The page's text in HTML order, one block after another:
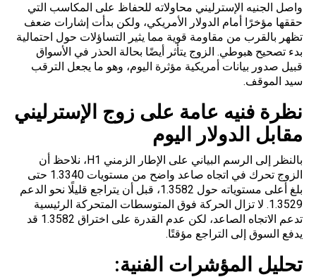
واصل الجنيه الإسترليني محاولاته للحفاظ على المكاسب التي
حققها مؤخرًا أمام الدولار الأمريكي، ولكن بدأت إشارات ضعف
تظهر بالقرب من مقاومة قوية مما يثير التساؤلات حول احتمالية
بدء تصحيح هبوطي. الزوج يتأثر أيضًا بحالة الحذر في الأسواق
قبيل صدور بيانات أمريكية مؤثرة اليوم، وهو ما يجعل الترقب
سيد الموقف.
نظرة فنيه عامة على زوج الإسترليني
مقابل الدولار اليوم
بالنظر
إلى الرسم البياني على الإطار الزمني H1، نلاحظ أن
الزوج تحرك في اتجاه صاعد واضح من مستويات 1.3340 حتى
بلغ أعلى مستوياته حول 1.3582، قبل أن يتراجع قليلًا نحو الدعم
1.3529. لا تزال الحركة فوق المتوسطات المتحركة الرئيسية
تدعم الاتجاه الصاعد، لكن عدم القدرة على اختراق 1.3582 قد
يدفع السوق إلى التراجع مؤقتًا.
تحليل المؤشرات الفنية: